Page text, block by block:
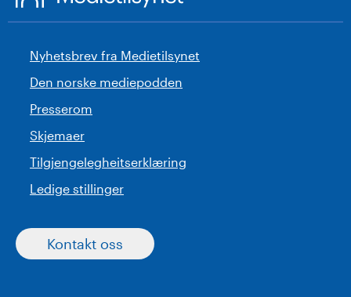
Nyhetsbrev fra Medietilsynet
Den norske mediepodden
Presserom
Skjemaer
Tilgjengelegheitserklæring
Ledige stillinger
Kontakt oss